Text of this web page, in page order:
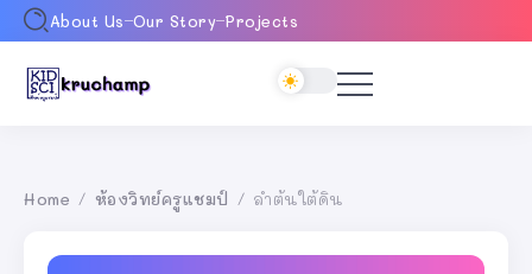
About Us Our Story Projects
Home / ห้องวิทย์ครูแชมป์ / ลำต้นใต้ดิน